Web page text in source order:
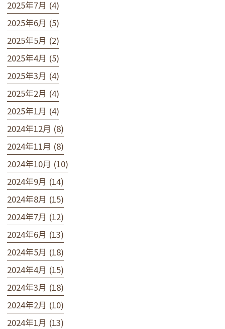
2025年7月 (4)
2025年6月 (5)
2025年5月 (2)
2025年4月 (5)
2025年3月 (4)
2025年2月 (4)
2025年1月 (4)
2024年12月 (8)
2024年11月 (8)
2024年10月 (10)
2024年9月 (14)
2024年8月 (15)
2024年7月 (12)
2024年6月 (13)
2024年5月 (18)
2024年4月 (15)
2024年3月 (18)
2024年2月 (10)
2024年1月 (13)